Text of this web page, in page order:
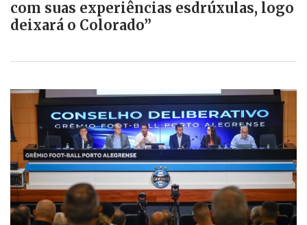
com suas experiências esdrúxulas, logo
deixará o Colorado”